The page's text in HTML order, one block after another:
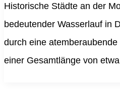
Historische Städte an der
bedeutender Wasserlauf in
durch eine
einer Gesamtlänge von